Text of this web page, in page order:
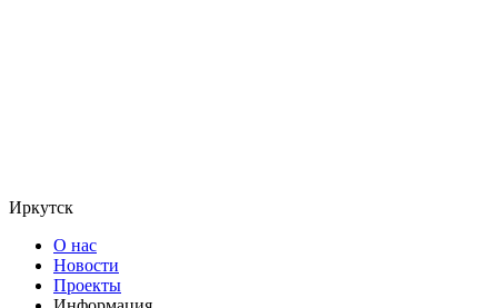
Иркутск
О нас
Новости
Проекты